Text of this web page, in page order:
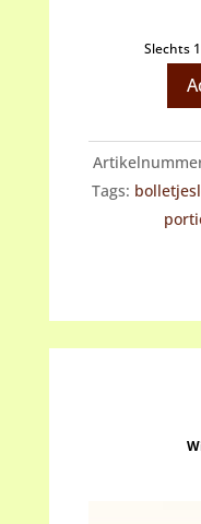
Slechts
cookie
20ml
aantal
Tags: